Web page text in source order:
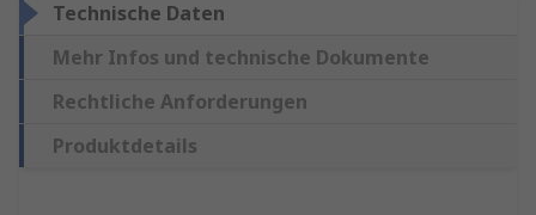
Technische Daten
Mehr Infos und technische Dokumente
Rechtliche Anforderungen
Produktdetails